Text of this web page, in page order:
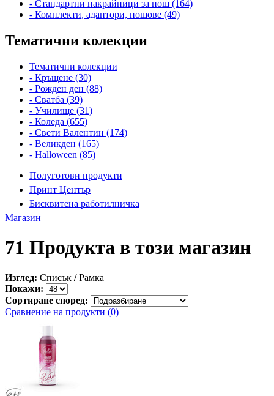
- Стандартни накрайници за пош (164)
- Комплекти, адаптори, пошове (49)
Тематични колекции
Тематични колекции
- Кръщене (30)
- Рожден ден (88)
- Сватба (39)
- Училище (31)
- Коледа (655)
- Свети Валентин (174)
- Великден (165)
- Halloween (85)
Полуготови продукти
Принт Център
Бисквитена работилничка
Магазин
71 Продукта в този магазин
Изглед: Списък / Рамка
Покажи:
Сортиране според:
Сравнение на продукти (0)